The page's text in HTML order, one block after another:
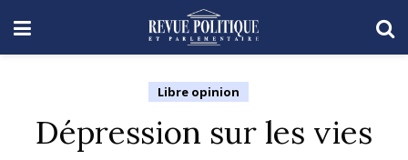
Libre opinion
Dépression sur les vies